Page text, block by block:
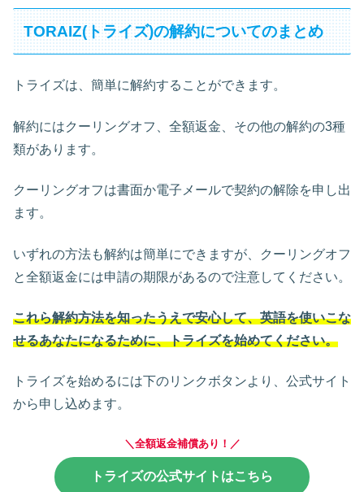
TORAIZ(トライズ)の解約についてのまとめ
トライズは、簡単に解約することができます。
解約にはクーリングオフ、全額返金、その他の解約の3種
類があります。
クーリングオフは書面か電子メールで契約の解除を申し出
ます。
いずれの方法も解約は簡単にできますが、クーリングオフ
と全額返金には申請の期限があるので注意してください。
これら解約方法を知ったうえで安心して、英語を使いこな
せるあなたになるために、トライズを始めてください。
トライズを始めるには下のリンクボタンより、公式サイト
から申し込めます。
＼全額返金補償あり！／
トライズの公式サイトはこちら